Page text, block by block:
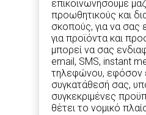
επικοινωνήσουμε
προωθητικούς και
σκοπούς, για να σας
για προϊόντα και
μπορεί να σας
email, SMS, instant
τηλεφώνου, εφόσον
συγκατάθεσή σας,
συγκεκριμένες
θέτει το νομικό